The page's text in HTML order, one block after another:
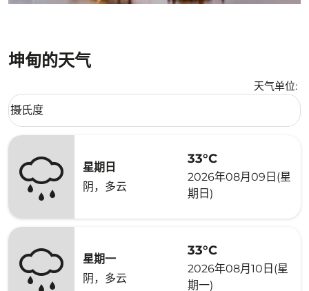
坤甸的天气
天气单位:
Weather unit option 摄氏度 Selected
摄氏度
keyboard_arrow_down
星期日
阴，多云
33°C
2026年08月09日(星
期日)
星期一
阴，多云
33°C
2026年08月10日(星
期一)